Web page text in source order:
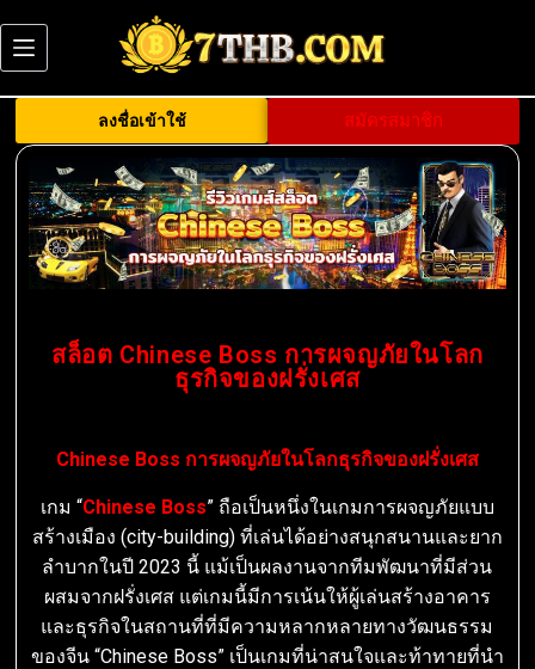
ลงชื่อเข้าใช้ สมัครสมาชิก
สล็อต Chinese Boss การผจญภัยในโลก
ธุรกิจของฝรั่งเศส
Chinese Boss การผจญภัยในโลกธุรกิจของฝรั่งเศส
เกม “Chinese Boss” ถือเป็นหนึ่งในเกมการผจญภัยแบบ
สร้างเมือง (city-building) ที่เล่นได้อย่างสนุกสนานและยาก
ลำบากในปี 2023 นี้ แม้เป็นผลงานจากทีมพัฒนาที่มีส่วน
ผสมจากฝรั่งเศส แต่เกมนี้มีการเน้นให้ผู้เล่นสร้างอาคาร
และธุรกิจในสถานที่ที่มีความหลากหลายทางวัฒนธรรม
ของจีน “Chinese Boss” เป็นเกมที่น่าสนใจและท้าทายที่นำ